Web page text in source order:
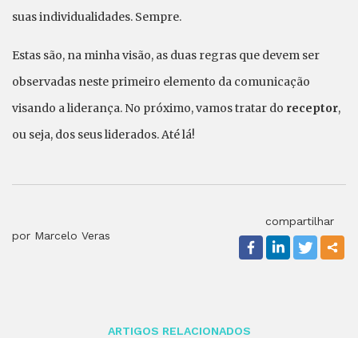
suas individualidades. Sempre.
Estas são, na minha visão, as duas regras que devem ser
observadas neste primeiro elemento da comunicação
visando a liderança. No próximo, vamos tratar do receptor,
ou seja, dos seus liderados. Até lá!
por Marcelo Veras
compartilhar
ARTIGOS RELACIONADOS